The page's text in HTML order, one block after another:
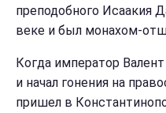
преподобного Исаакия
веке и был монахом-
Когда император
и начал гонения на
пришел в